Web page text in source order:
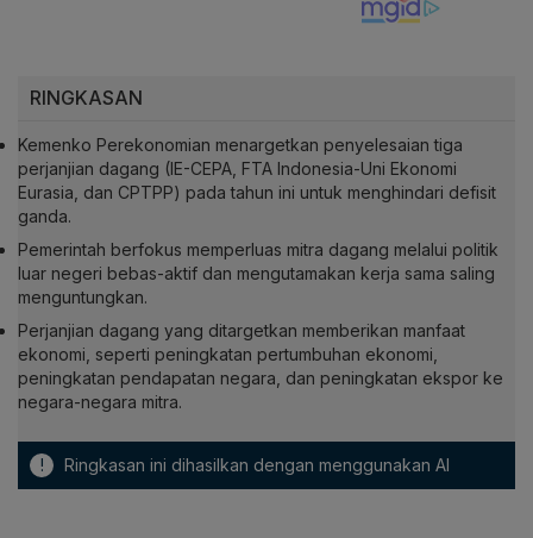
RINGKASAN
Kemenko Perekonomian menargetkan penyelesaian tiga
perjanjian dagang (IE-CEPA, FTA Indonesia-Uni Ekonomi
Eurasia, dan CPTPP) pada tahun ini untuk menghindari defisit
ganda.
Pemerintah berfokus memperluas mitra dagang melalui politik
luar negeri bebas-aktif dan mengutamakan kerja sama saling
menguntungkan.
Perjanjian dagang yang ditargetkan memberikan manfaat
ekonomi, seperti peningkatan pertumbuhan ekonomi,
peningkatan pendapatan negara, dan peningkatan ekspor ke
negara-negara mitra.
! Ringkasan ini dihasilkan dengan menggunakan AI